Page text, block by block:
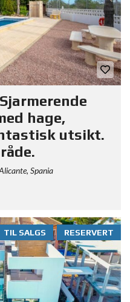
hage,
utsikt.
Spania
RESERVERT
TIL SALGS